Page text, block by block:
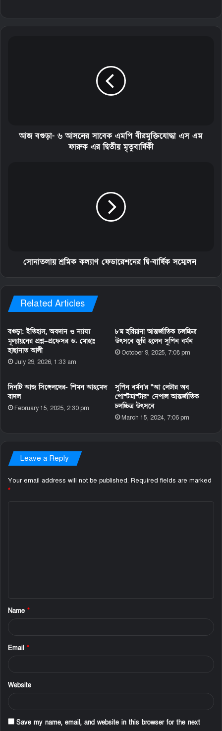
আজ বগুড়া- ৬ আসনের সাবেক এমপি বীরমুক্তিযোদ্ধা এস এম
ফারুক এর দ্বিতীয় মৃতুবার্ষিকী
সোনাতলায় শ্রমিক কল্যাণ ফেডারেশনের দ্বি-বার্ষিক সম্মেলন
Related Articles
বগুড়া: ইতিহাস, অবদান ও ন্যায্য
মূল্যায়নের প্রশ্ন–প্রফেসর ড. মোহাঃ
হাছানাত আলী
July 29, 2026, 1:33 am
৮ম হরিয়ানা আন্তর্জাতিক চলচ্চিত্র
উৎসবে জুরি হলেন সুপিন বর্মন
October 9, 2025, 7:08 pm
দিনটি আজ সিঙ্গেলদের- শিমন আহমেদ
বাদল
February 15, 2025, 2:30 pm
সুপিন বর্মন’র “আ লেটার অব
পোস্টমাস্টার” নেপাল আন্তর্জাতিক
চলচ্চিত্র উৎসবে
March 15, 2024, 7:06 pm
Leave a Reply
Your email address will not be published. Required fields are marked
*
*Name *
Email *
Website
Save my name, email, and website in this browser for the next